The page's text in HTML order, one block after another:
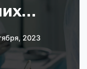
та2023